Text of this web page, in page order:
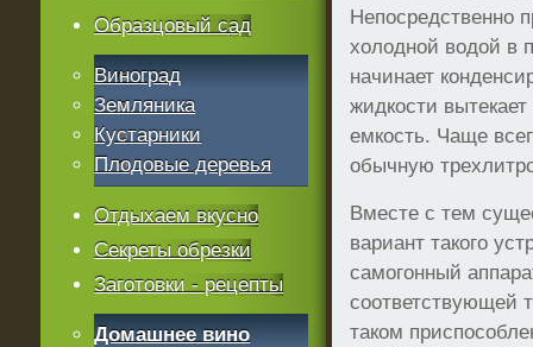
Непосредственно
холодной водой в
начинает
жидкости
емкость. Чаще
обычную
Вместе с тем
вариант такого
самогонный
соответствующей
таком
Образцовый сад
Виноград
Земляника
Кустарники
Плодовые деревья
Отдыхаем вкусно
Секреты обрезки
Заготовки - рецепты
Домашнее вино